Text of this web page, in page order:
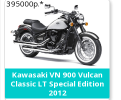
395000р.*
Kawasaki VN 900 Vulcan
Classic LT Special Edition
2012